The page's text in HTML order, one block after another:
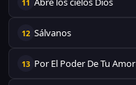
11
12 Sálvanos
13 Por El Poder De Tu Amor